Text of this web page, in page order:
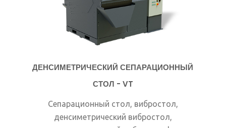
ДЕНСИМЕТРИЧЕСКИЙ СЕПАРАЦИОННЫЙ
СТОЛ - VT
Сепарационный стол, вибростол,
денсиметрический вибростол,